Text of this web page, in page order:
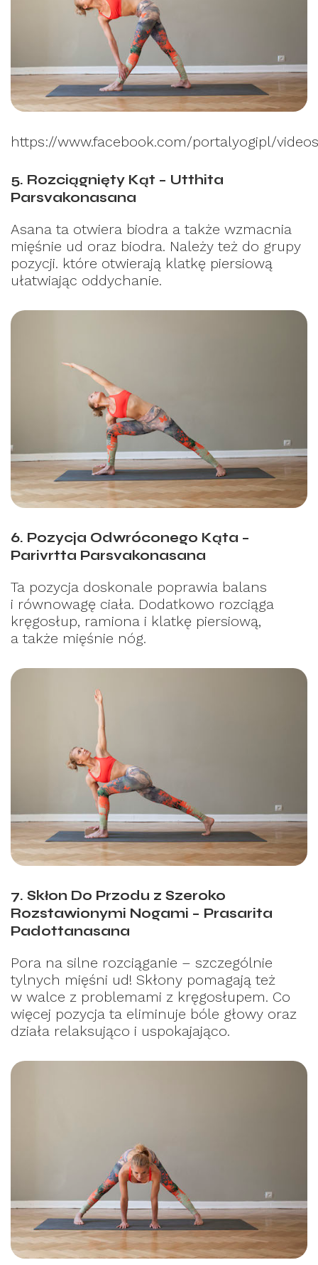
https://www.facebook.com/portalyogipl/
5. Rozciągnięty Kąt – Utthita
Parsvakonasana
Asana ta otwiera biodra a także wzmacnia
mięśnie ud oraz biodra. Należy też do grupy
pozycji. które otwierają klatkę piersiową
ułatwiając oddychanie.
6. Pozycja Odwróconego Kąta –
Parivrtta Parsvakonasana
Ta pozycja doskonale poprawia balans
i równowagę ciała. Dodatkowo rozciąga
kręgosłup, ramiona i klatkę piersiową,
a także mięśnie nóg.
7. Skłon Do Przodu z Szeroko
Rozstawionymi Nogami – Prasarita
Padottanasana
Pora na silne rozciąganie – szczególnie
tylnych mięśni ud! Skłony pomagają też
w walce z problemami z kręgosłupem. Co
więcej pozycja ta eliminuje bóle głowy oraz
działa relaksująco i uspokajająco.